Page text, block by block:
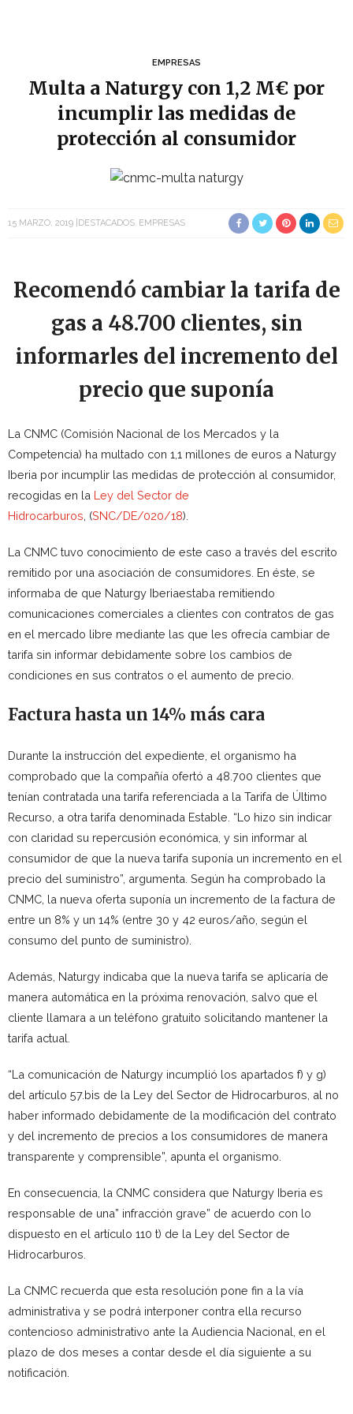
EMPRESAS
Multa a Naturgy con 1,2 M€ por
incumplir las medidas de
protección al consumidor
15 MARZO, 2019 DESTACADOS EMPRESAS
Recomendó cambiar la tarifa de
gas a 48.700 clientes, sin
informarles del incremento del
precio que suponía
La CNMC (Comisión Nacional de los Mercados y la
Competencia) ha multado con 1,1 millones de euros a Naturgy
Iberia por incumplir las medidas de protección al consumidor,
recogidas en la Ley del Sector de
Hidrocarburos , (SNC/DE/020/18).
La CNMC tuvo conocimiento de este caso a través del escrito
remitido por una asociación de consumidores. En éste, se
informaba de que Naturgy Iberiaestaba remitiendo
comunicaciones comerciales a clientes con contratos de gas
en el mercado libre mediante las que les ofrecía cambiar de
tarifa sin informar debidamente sobre los cambios de
condiciones en sus contratos o el aumento de precio.
Factura hasta un 14% más cara
Durante la instrucción del expediente, el organismo ha
comprobado que la compañía ofertó a 48.700 clientes que
tenían contratada una tarifa referenciada a la Tarifa de Último
Recurso, a otra tarifa denominada Estable. “Lo hizo sin indicar
con claridad su repercusión económica, y sin informar al
consumidor de que la nueva tarifa suponía un incremento en el
precio del suministro”, argumenta. Según ha comprobado la
CNMC, la nueva oferta suponía un incremento de la factura de
entre un 8% y un 14% (entre 30 y 42 euros/año, según el
consumo del punto de suministro).
Además, Naturgy indicaba que la nueva tarifa se aplicaría de
manera automática en la próxima renovación, salvo que el
cliente llamara a un teléfono gratuito solicitando mantener la
tarifa actual.
“La comunicación de Naturgy incumplió los apartados f) y g)
del artículo 57.bis de la Ley del Sector de Hidrocarburos, al no
haber informado debidamente de la modificación del contrato
y del incremento de precios a los consumidores de manera
transparente y comprensible”, apunta el organismo.
En consecuencia, la CNMC considera que Naturgy Iberia es
responsable de una” infracción grave” de acuerdo con lo
dispuesto en el artículo 110 t) de la Ley del Sector de
Hidrocarburos.
La CNMC recuerda que esta resolución pone fin a la vía
administrativa y se podrá interponer contra ella recurso
contencioso administrativo ante la Audiencia Nacional, en el
plazo de dos meses a contar desde el día siguiente a su
notificación.